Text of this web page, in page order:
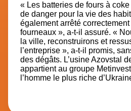
« Les batteries de fours à
de danger pour la vie des
également arrêté
fourneaux », a-t-il assuré. «
la ville, reconstruirons et
l’entreprise », a-t-il promis,
des dégâts. L’usine Azovstal
appartient au groupe
l’homme le plus riche